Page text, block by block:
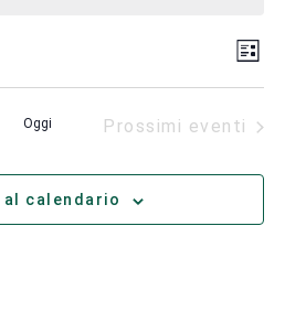
Lista
Oggi Prossimi eventi
al calendario